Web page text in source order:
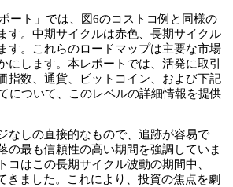
ート」では、図6のコストコ例と同様の
す。中期サイクルは赤色、長期サイクル
す。これらのロードマップは主要な市場
にします。本レポートでは、活発に取引
指数、通貨、ビットコイン、および下記
について、このレベルの詳細情報を提供
なしの直接的なもので、追跡が容易で
の最も信頼性の高い期間を強調していま
コはこの長期サイクル波動の期間中、
きました。これにより、投資の焦点を劇